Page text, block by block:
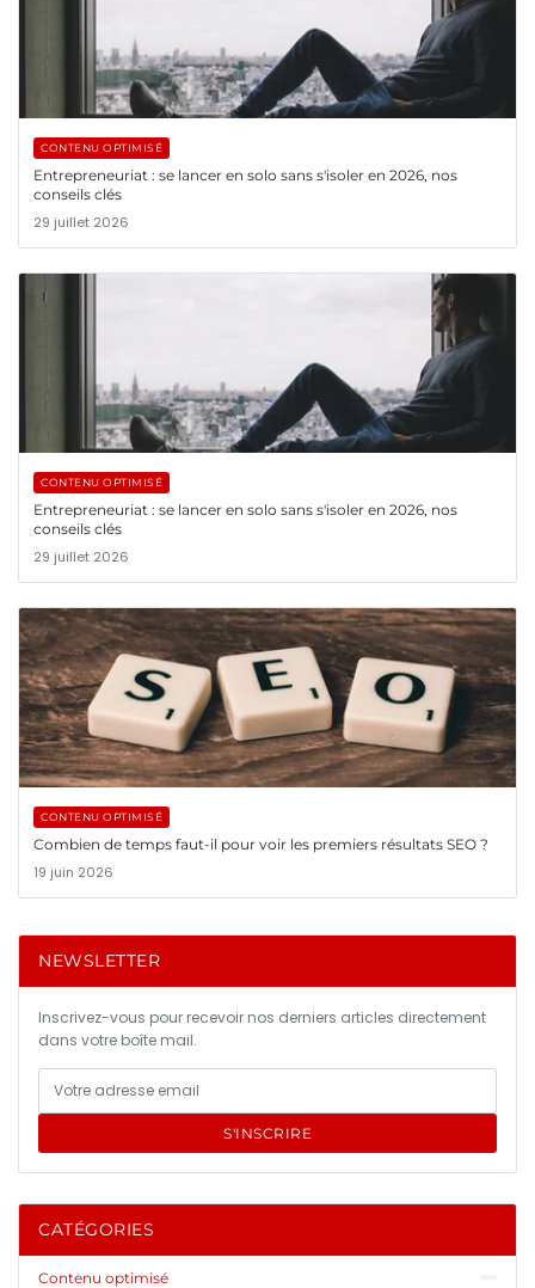
CONTENU OPTIMISÉ
Entrepreneuriat : se lancer en solo sans s'isoler en 2026, nos
conseils clés
29 juillet 2026
CONTENU OPTIMISÉ
Entrepreneuriat : se lancer en solo sans s'isoler en 2026, nos
conseils clés
29 juillet 2026
CONTENU OPTIMISÉ
Combien de temps faut-il pour voir les premiers résultats SEO ?
19 juin 2026
NEWSLETTER
Inscrivez-vous pour recevoir nos derniers articles directement
dans votre boîte mail.
S'INSCRIRE
CATÉGORIES
Contenu optimisé